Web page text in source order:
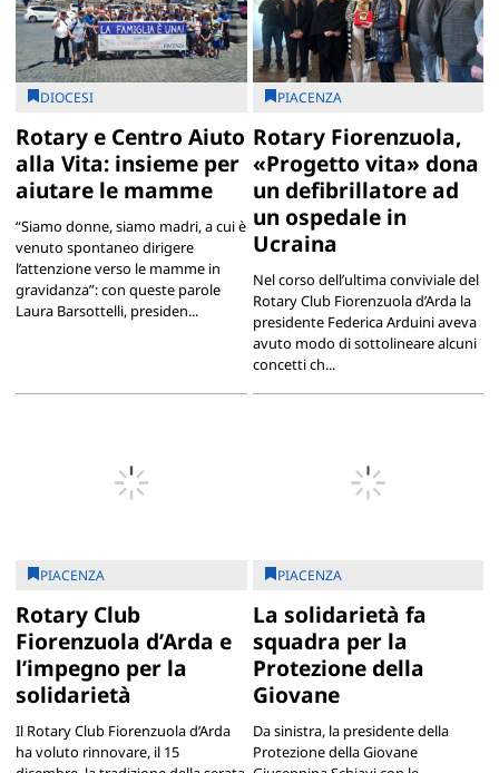
DIOCESI
Rotary e Centro Aiuto
alla Vita: insieme per
aiutare le mamme
“Siamo donne, siamo madri, a cui è
venuto spontaneo dirigere
l’attenzione verso le mamme in
gravidanza”: con queste parole
Laura Barsottelli, presiden...
PIACENZA
Rotary Fiorenzuola,
«Progetto vita» dona
un defibrillatore ad
un ospedale in
Ucraina
Nel corso dell’ultima conviviale del
Rotary Club Fiorenzuola d’Arda la
presidente Federica Arduini aveva
avuto modo di sottolineare alcuni
concetti ch...
PIACENZA
Rotary Club
Fiorenzuola d’Arda e
l’impegno per la
solidarietà
Il Rotary Club Fiorenzuola d’Arda
ha voluto rinnovare, il 15
PIACENZA
La solidarietà fa
squadra per la
Protezione della
Giovane
Da sinistra, la presidente della
Protezione della Giovane